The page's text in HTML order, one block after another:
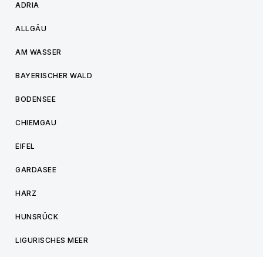
ADRIA
ALLGÄU
AM WASSER
BAYERISCHER WALD
BODENSEE
CHIEMGAU
EIFEL
GARDASEE
HARZ
HUNSRÜCK
LIGURISCHES MEER